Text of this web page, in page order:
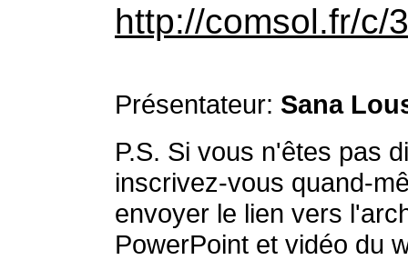
http://comsol.fr/c/
Présentateur: Sana
P.S. Si vous n'êtes pas
inscrivez-vous quand-
envoyer le lien vers
PowerPoint et vidéo du